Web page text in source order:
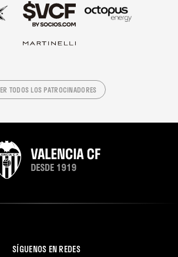
TODOS LOS PATROCINADORES
SÍGUENOS EN REDES